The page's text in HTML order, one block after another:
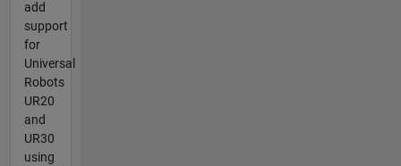
add
support
for
Universal
Robots
UR20
and
UR30
using